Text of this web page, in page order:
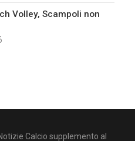
Volley, Scampoli non
Calcio supplemento al